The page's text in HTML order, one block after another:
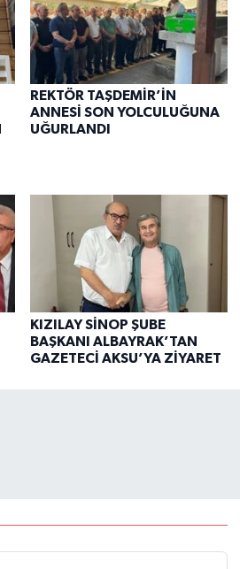
REKTÖR TAŞDEMİR’İN
ANNESİ SON YOLCULUĞUNA
UĞURLANDI
KIZILAY SİNOP ŞUBE
BAŞKANI ALBAYRAK’TAN
GAZETECİ AKSU’YA ZİYARET